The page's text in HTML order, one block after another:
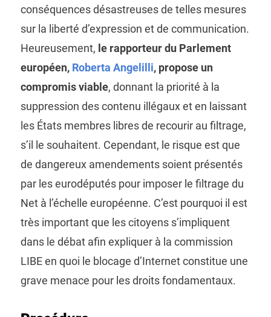
conséquences désastreuses de telles mesures
sur la liberté d’expression et de communication.
Heureusement, le rapporteur du Parlement
européen, Roberta Angelilli, propose un
compromis viable, donnant la priorité à la
suppression des contenu illégaux et en laissant
les États membres libres de recourir au filtrage,
s’il le souhaitent. Cependant, le risque est que
de dangereux amendements soient présentés
par les eurodéputés pour imposer le filtrage du
Net à l’échelle européenne. C’est pourquoi il est
très important que les citoyens s’impliquent
dans le débat afin expliquer à la commission
LIBE en quoi le blocage d’Internet constitue une
grave menace pour les droits fondamentaux.